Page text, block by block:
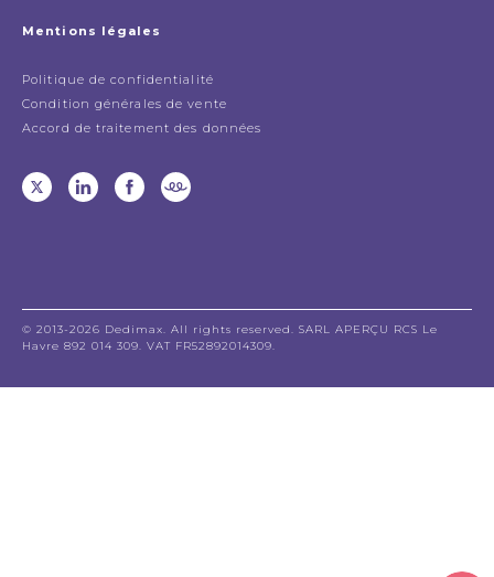
Mentions légales
Politique de confidentialité
Condition générales de vente
Accord de traitement des données
© 2013-2026 Dedimax. All rights reserved. SARL APERÇU RCS Le
Havre 892 014 309. VAT FR52892014309.